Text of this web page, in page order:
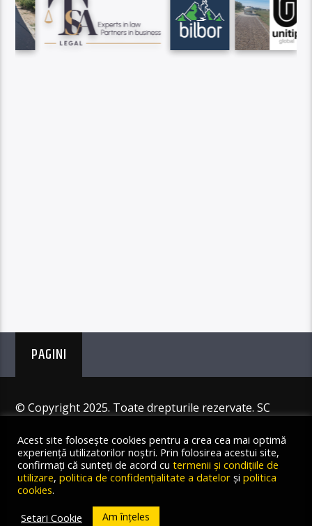
PAGINI
© Copyright 2025. Toate drepturile rezervate. SC
Acest site folosește cookies pentru a crea cea mai optimă
experiență utilizatorilor noștri. Prin folosirea acestui site,
confirmați că sunteți de acord cu termenii și condițiile de
utilizare, politica de confidențialitate a datelor și politica
cookies.
Setari Cookie
Am înțeles